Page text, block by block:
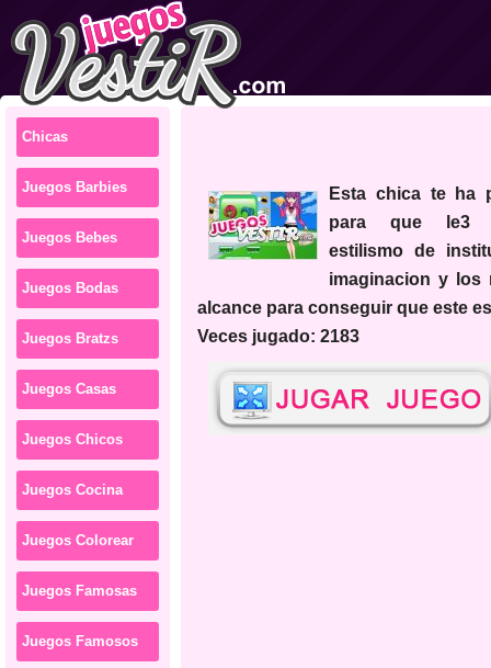
Chicas
Juegos Barbies
Juegos Bebes
Juegos Bodas
Juegos Bratzs
Juegos Casas
Juegos Chicos
Juegos Cocina
Juegos Colorear
Juegos Famosas
Juegos Famosos
esta chica te ha pedido ayuda
para que le3
estilismo de
imaginacion y los
alcance para conseguir que este
Veces jugado: 2183